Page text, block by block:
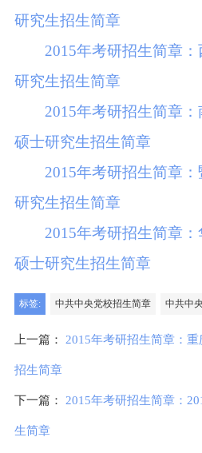
研究生招生简章
2015年考研招生简章
研究生招生简章
2015年考研招生简章
硕士研究生招生简章
2015年考研招生简章
研究生招生简章
2015年考研招生简章
硕士研究生招生简章
标签: 中共中央党校招生简章 中共中
上一篇： 2015年考研招生简章：
招生简章
下一篇： 2015年考研招生简章：
生简章